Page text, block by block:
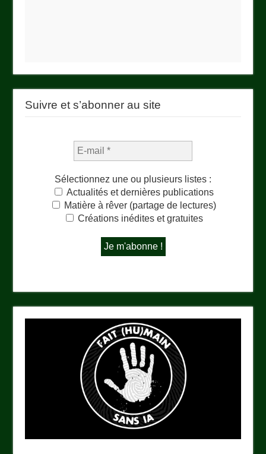
Suivre et s’abonner au site
Sélectionnez une ou plusieurs listes :
Actualités et dernières publications
Matière à rêver (partage de lectures)
Créations inédites et gratuites